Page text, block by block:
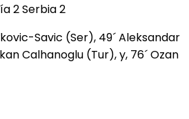
2 Serbia 2
Savic (Ser), 49´ Aleksandar
Calhanoglu (Tur), y, 76´ Ozan